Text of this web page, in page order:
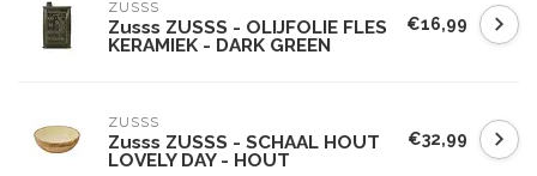
ZUSSS
Zusss ZUSSS - OLIJFOLIE FLES
KERAMIEK - DARK GREEN
€16,99
ZUSSS
Zusss ZUSSS - SCHAAL HOUT
LOVELY DAY - HOUT
€32,99